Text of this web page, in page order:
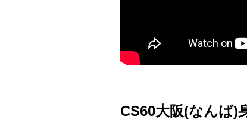
CS60大阪(なんば)